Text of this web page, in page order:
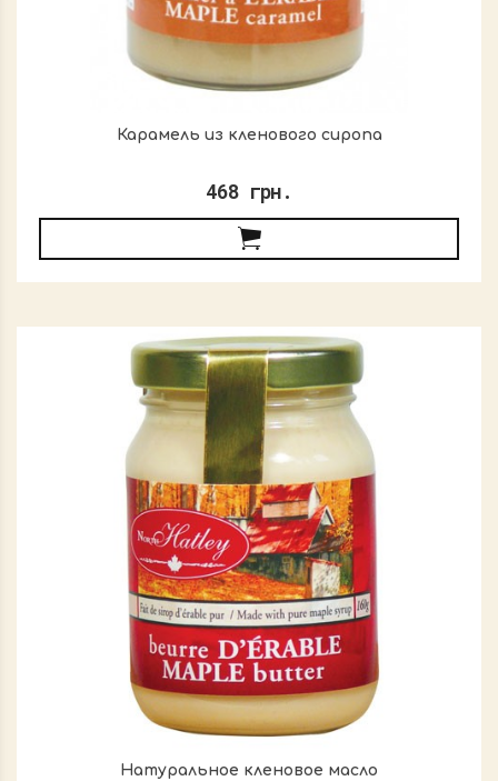
Карамель из кленового сиропа
468 грн.
Натуральное кленовое масло